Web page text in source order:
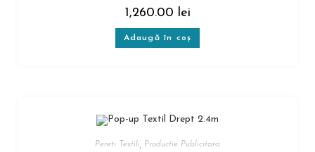
1,260.00 lei
Adaugă în coș
Pereti Textili Productie Publicitara